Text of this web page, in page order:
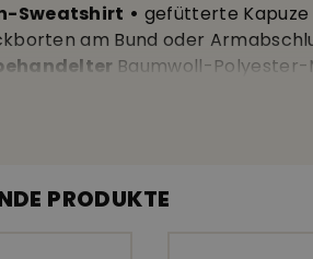
Sweatshirt • gefütterte
am Bund oder
Baumwoll-Polyester-
• 72% Bio-Baumwolle, 28%
OEKO-TEX
PRODUKTE